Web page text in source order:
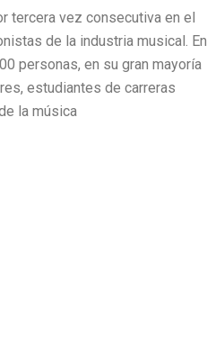
tercera vez consecutiva en el
de la industria musical. En
personas, en su gran mayoría
estudiantes de carreras
la música